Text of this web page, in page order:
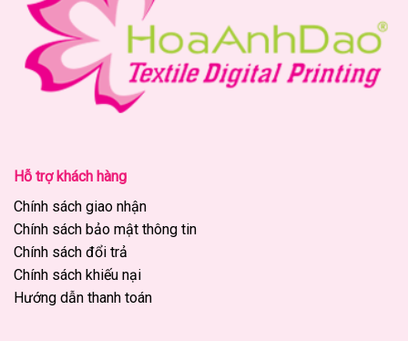
Hỗ trợ khách hàng
Chính sách giao nhận
Chính sách bảo mật thông tin
Chính sách đổi trả
Chính sách khiếu nại
Hướng dẫn thanh toán